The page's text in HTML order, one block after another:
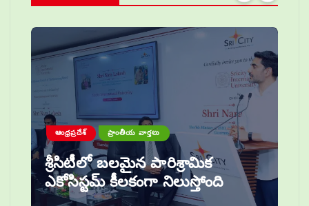
ఆంధ్రప్రదేశ్ ప్రాంతీయ వార్తలు
శ్రీసిటీలో బలమైన పారిశ్రామిక
ఎకోసిస్టమ్ కీలకంగా నిలుస్తోంది